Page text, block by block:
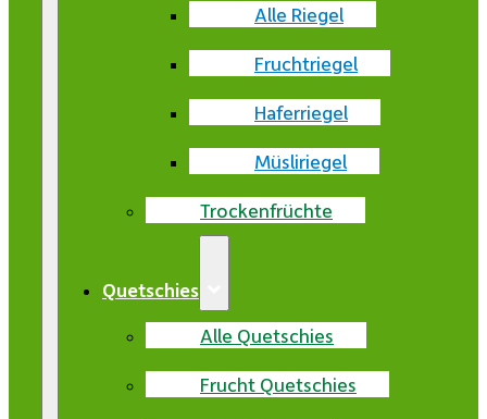
Alle Riegel
Fruchtriegel
Haferriegel
Müsliriegel
Trockenfrüchte
Quetschies
Alle Quetschies
Frucht Quetschies